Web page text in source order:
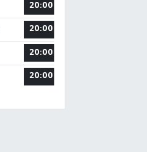
20:00
20:00
20:00
20:00